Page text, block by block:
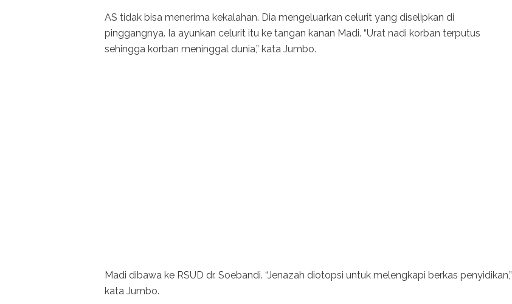
AS tidak bisa menerima kekalahan. Dia mengeluarkan celurit yang diselipkan di
pinggangnya. Ia ayunkan celurit itu ke tangan kanan Madi. “Urat nadi korban terputus
sehingga korban meninggal dunia,” kata Jumbo.
Madi dibawa ke RSUD dr. Soebandi. “Jenazah diotopsi untuk melengkapi berkas penyidikan,”
kata Jumbo.